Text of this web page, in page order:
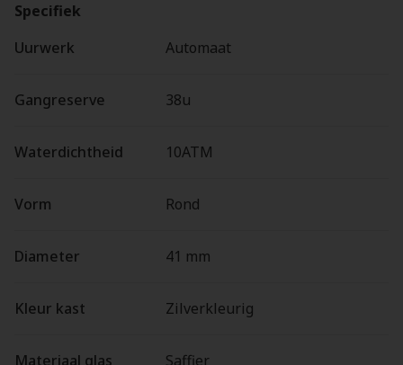
Specifiek
Uurwerk
Automaat
Gangreserve 38u
Waterdichtheid 10ATM
Vorm Rond
Diameter 41 mm
Kleur kast Zilverkleurig
Materiaal glas Saffier